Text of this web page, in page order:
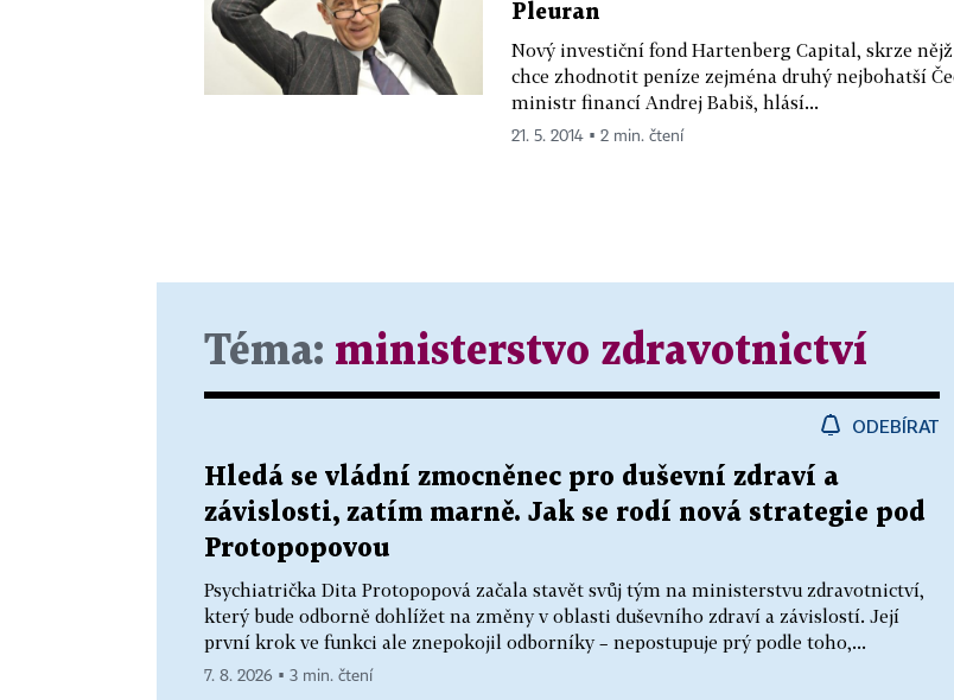
Pleuran
Nový investiční fond Hartenberg Capital, skrze nějž
chce zhodnotit peníze zejména druhý nejbohatší
ministr financí Andrej Babiš, hlásí...
21. 5. 2014 ▪ 2 min. čtení
Téma: ministerstvo zdravotnictví
ODEBÍRAT
Hledá se vládní zmocněnec pro duševní zdraví a
závislosti, zatím marně. Jak se rodí nová strategie pod
Protopopovou
Psychiatrička Dita Protopopová začala stavět svůj tým na ministerstvu zdravotnictví,
který bude odborně dohlížet na změny v oblasti duševního zdraví a závislostí. Její
první krok ve funkci ale znepokojil odborníky – nepostupuje prý podle toho,...
7. 8. 2026 ▪ 3 min. čtení